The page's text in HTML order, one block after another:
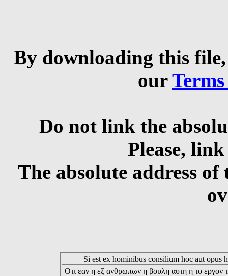
By downloading this
our
Do not link the
Please,
The absolute address
Si est ex hominibus consilium hoc aut opus
Οτι εαν η εξ ανθρωπων η βουλη αυτη η το εργον